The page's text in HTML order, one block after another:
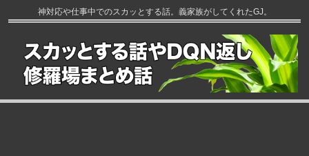
神対応や仕事中でのスカッとする話。義家族がしてくれたGJ。